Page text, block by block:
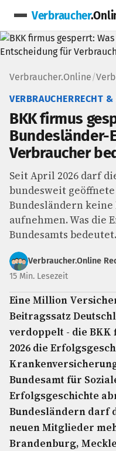
Verbraucher
Verbraucher.Online/
VERBRAUCHERRECHT &
BKK firmus
Bundesländer-
Verbraucher
Seit April 2026 darf
bundesweit
Bundesländern
aufnehmen. Was die
Bundesamts bedeutet.
Verbraucher.Online
15 Min. Lesezeit
Eine Million
Beitragssatz
verdoppelt - die BKK
2026 die
Bundesamt für
Erfolgsgeschichte
Bundesländern darf
neuen Mitglieder
Brandenburg,